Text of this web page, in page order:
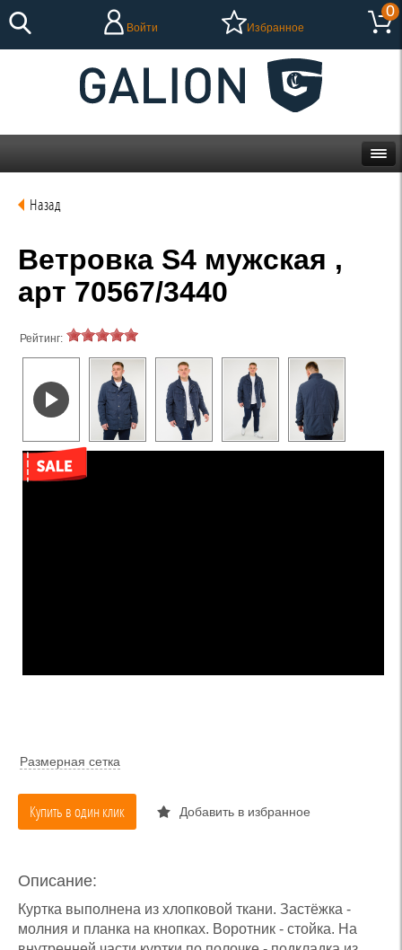
Войти Избранное
0
Назад
Ветровка S4 мужская ,
арт 70567/3440
Рейтинг:
Размерная сетка
Купить в один клик Добавить в избранное
Описание:
Куртка выполнена из хлопковой ткани. Застёжка -
молния и планка на кнопках. Воротник - стойка. На